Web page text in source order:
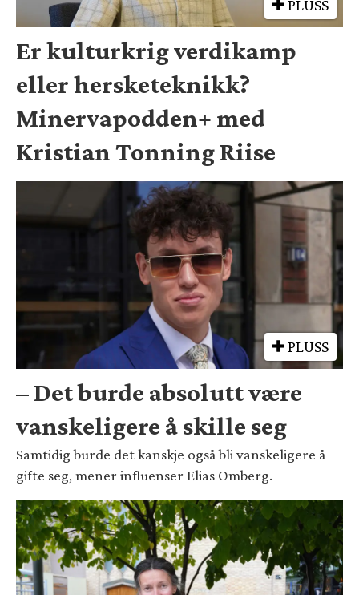
PLUSS
Er kulturkrig verdikamp
eller hersketeknikk?
Minervapodden+ med
Kristian Tonning Riise
PLUSS
– Det burde absolutt være
vanskeligere å skille seg
Samtidig burde det kanskje også bli vanskeligere å
gifte seg, mener influenser Elias Omberg.